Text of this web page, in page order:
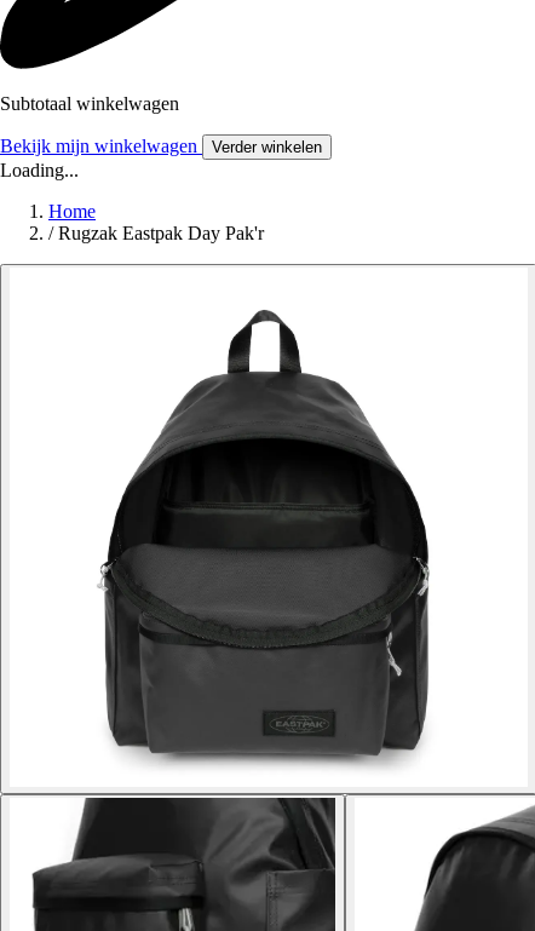
Subtotaal winkelwagen
Bekijk mijn winkelwagen Verder winkelen
Loading...
Home
/ Rugzak Eastpak Day Pak'r